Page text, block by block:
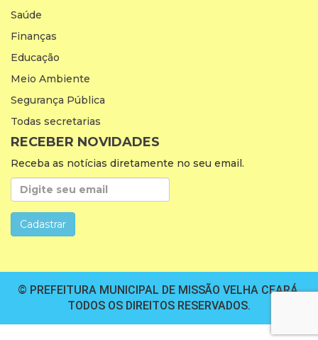
Saúde
Finanças
Educação
Meio Ambiente
Segurança Pública
Todas secretarias
RECEBER NOVIDADES
Receba as notícias diretamente no seu email.
© PREFEITURA MUNICIPAL DE MISSÃO VELHA CEARÁ.
TODOS OS DIREITOS RESERVADOS.